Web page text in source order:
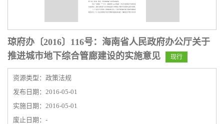
琼府办〔2016〕116号：海南省人民政府办公厅关于
推进城市地下综合管廊建设的实施意见
现行
资源类型：政策法规
发布日期：2016-05-01
实施日期：2016-05-01
废止日期：-